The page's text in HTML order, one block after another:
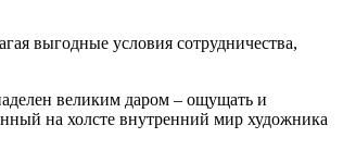
выгодные условия сотрудничества,
великим даром – ощущать и
на холсте внутренний мир художника